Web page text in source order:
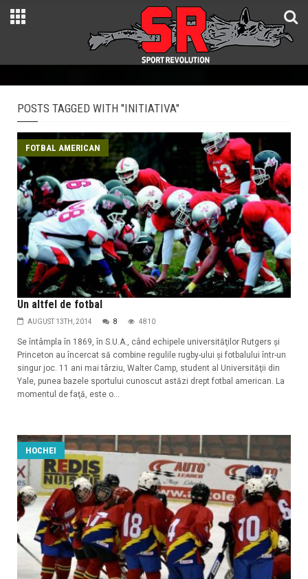
POSTS TAGGED WITH "INITIATIVA"
FOTBAL AMERICAN
Un altfel de fotbal
AUGUST 13TH, 2014 8 4810
Se întâmpla în 1869, în S.U.A., când echipele universităţilor Rutgers şi
Princeton au încercat să combine regulile rugby-ului şi fotbalului într-un
singur joc. 11 ani mai târziu, Walter Camp, student al Universităţii din
Yale, punea bazele sportului cunoscut astăzi drept fotbal american. La
momentul de faţă, este o...
HOCHEI